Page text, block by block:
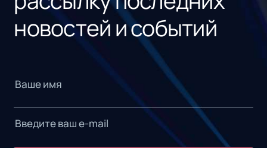
новостей и событий